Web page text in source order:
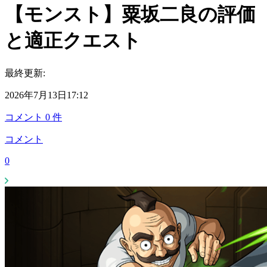
【モンスト】粟坂二良の評価
と適正クエスト
最終更新:
2026年7月13日17:12
コメント 0 件
コメント
0